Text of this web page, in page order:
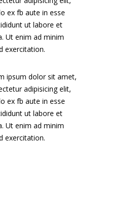
ex fb aute in esse
ut labore et
Ut enim ad minim
exercitation.
ipsum dolor sit amet,
adipisicing elit,
ex fb aute in esse
ut labore et
Ut enim ad minim
exercitation.